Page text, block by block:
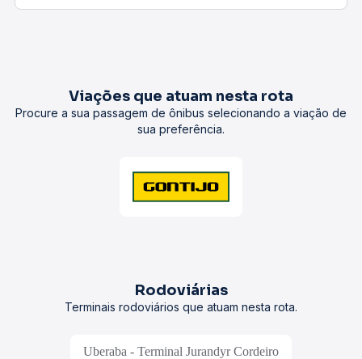
Viações que atuam nesta rota
Procure a sua passagem de ônibus selecionando a viação de
sua preferência.
Rodoviárias
Terminais rodoviários que atuam nesta rota.
Uberaba - Terminal Jurandyr Cordeiro